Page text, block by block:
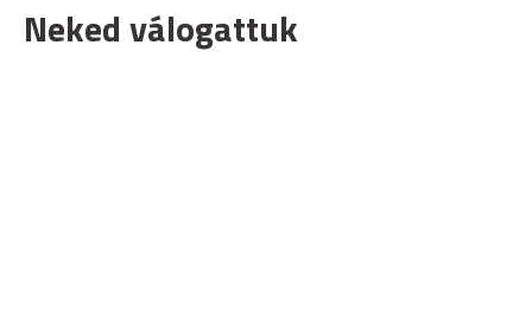
Neked válogattuk